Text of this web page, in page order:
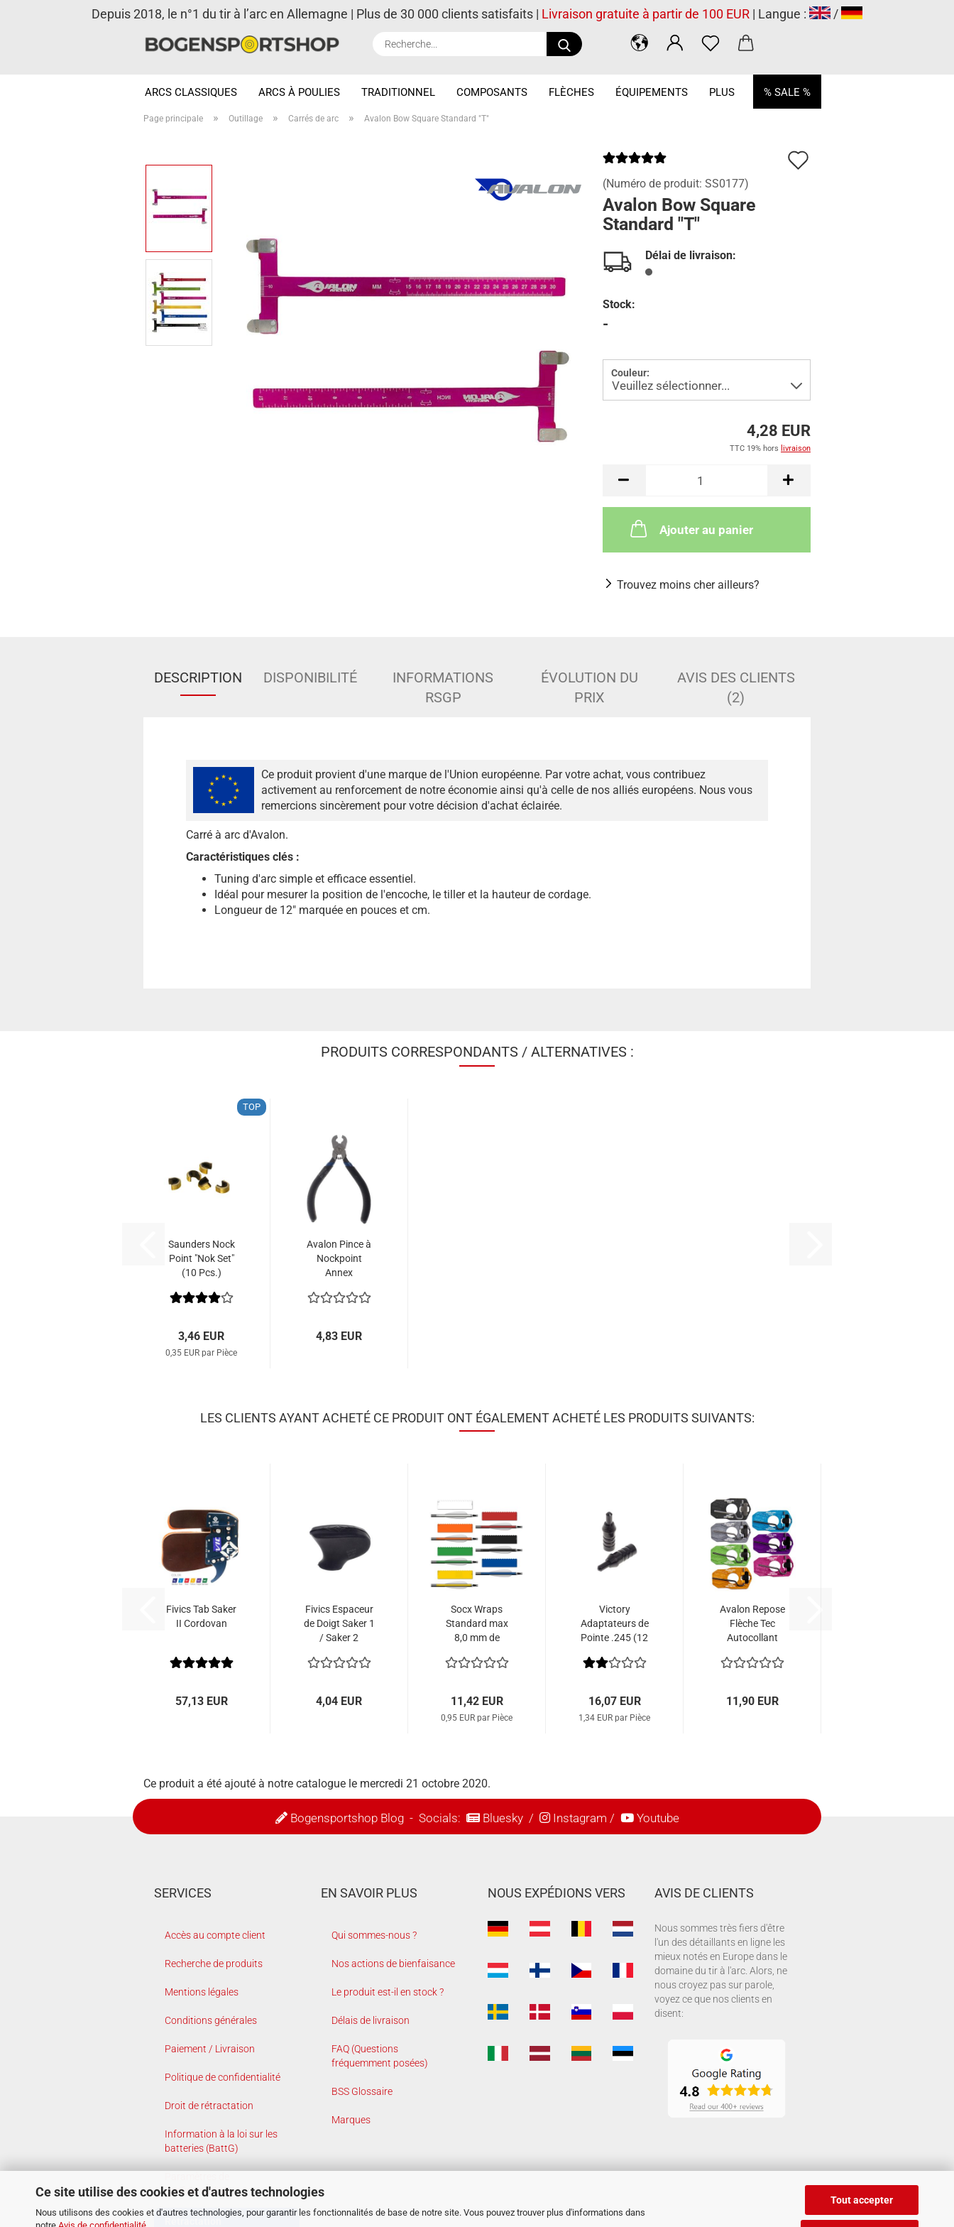
Ce site utilise des cookies et d'autres technologies
Nous utilisons des cookies et d'autres technologies, pour garantir les fonctionnalités de base de notre site. Vous pouvez trouver plus d'informations dans
notre Avis de confidentialité
Tout accepter
Recherche...
Depuis 2018, le n°1 du tir à l’arc en Allemagne | Plus de 30 000 clients satisfaits | Livraison gratuite à partir de 100 EUR | Langue : /
ARCS CLASSIQUES ARCS À POULIES TRADITIONNEL COMPOSANTS FLÈCHES ÉQUIPEMENTS % SALE %
PLUS
Page principale » Outillage » Carrés de arc » Avalon Bow Square Standard "T"
(Numéro de produit: SS0177)
Avalon Bow Square
Standard "T"
Délai de livraison:
Stock:
-
Couleur:
4,28 EUR
TTC 19% hors livraison
Ajouter au panier
Trouvez moins cher ailleurs?
DESCRIPTION DISPONIBILITÉ
INFORMATIONS
RSGP
ÉVOLUTION DU
PRIX
AVIS DES CLIENTS
(2)
Ce produit provient d'une marque de l'Union européenne. Par votre achat, vous contribuez
activement au renforcement de notre économie ainsi qu'à celle de nos alliés européens. Nous vous
remercions sincèrement pour votre décision d'achat éclairée.
Carré à arc d'Avalon.
Caractéristiques clés :
Tuning d'arc simple et efficace essentiel.
Idéal pour mesurer la position de l'encoche, le tiller et la hauteur de cordage.
Longueur de 12" marquée en pouces et cm.
PRODUITS CORRESPONDANTS / ALTERNATIVES :
TOP
Saunders Nock
Point "Nok Set"
(10 Pcs.)
3,46 EUR
0,35 EUR par Pièce
Avalon Pince à
Nockpoint
Annex
4,83 EUR
LES CLIENTS AYANT ACHETÉ CE PRODUIT ONT ÉGALEMENT ACHETÉ LES PRODUITS SUIVANTS:
Fivics Tab Saker
II Cordovan
57,13 EUR
Fivics Espaceur
de Doigt Saker 1
/ Saker 2
4,04 EUR
Socx Wraps
Standard max
8,0 mm de
pcs.)
11,42 EUR
0,95 EUR par Pièce
Victory
Adaptateurs de
Pointe .245 (12
16,07 EUR
1,34 EUR par Pièce
Avalon Repose
Flèche Tec
Autocollant
11,90 EUR
Ce produit a été ajouté à notre catalogue le mercredi 21 octobre 2020.
Bogensportshop Blog- Socials: Bluesky/ Instagram / Youtube
SERVICES
Accès au compte client
Recherche de produits
Mentions légales
Conditions générales
Paiement / Livraison
Politique de confidentialité
Droit de rétractation
Information à la loi sur les
batteries (BattG)
confidentialité
EN SAVOIR PLUS
Qui sommes-nous ?
Nos actions de bienfaisance
Le produit est-il en stock ?
Délais de livraison
FAQ (Questions
fréquemment posées)
BSS Glossaire
Marques
NOUS EXPÉDIONS VERS AVIS DE CLIENTS
Nous sommes très fiers d'être
l'un des détaillants en ligne les
mieux notés en Europe dans le
domaine du tir à l'arc. Alors, ne
nous croyez pas sur parole,
voyez ce que nos clients en
disent: